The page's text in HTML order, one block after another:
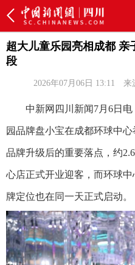
超大儿童乐园亮相成都 亲
段
2026年07月06日 13:11 来
中新网四川新闻7月6日电
园品牌盘小宝在成都环球中
品牌升级后的重要落点，约
心店正式开业迎客，而环球
牌定位也在同一天正式启动。